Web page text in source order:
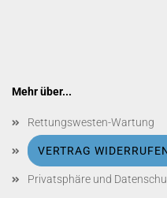
Mehr über...
Rettungswesten-Wartung
VERTRAG
Privatsphäre und